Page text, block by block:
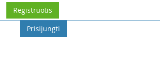
Registruotis
Prisijungti